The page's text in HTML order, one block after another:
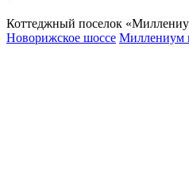
Коттеджный поселок
Новорижское шоссе Миллениум